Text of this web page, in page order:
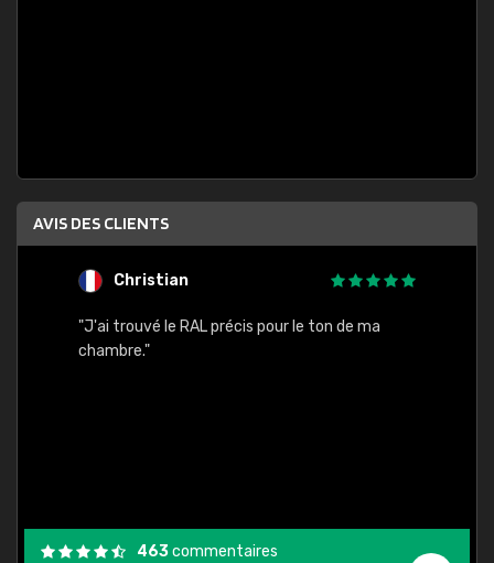
AVIS DES CLIENTS
Christian
"J'ai trouvé le RAL précis pour le ton de ma
chambre."
463commentaires